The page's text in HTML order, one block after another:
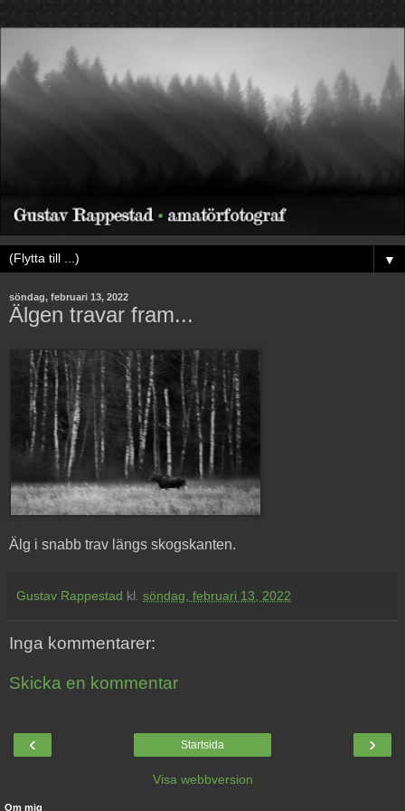
▼
söndag, februari 13, 2022
Älgen travar fram...
Älg i snabb trav längs skogskanten.
Gustav Rappestad kl. söndag, februari 13, 2022
Inga kommentarer:
Skicka en kommentar
‹ ›
Startsida
Visa webbversion
Om mig